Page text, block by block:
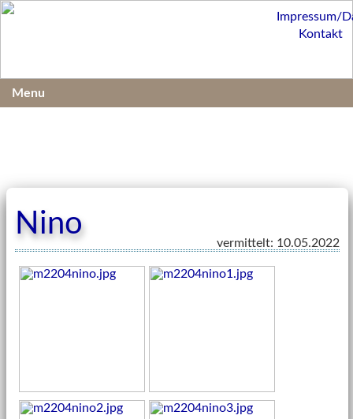
Nino
vermittelt: 10.05.2022
Impressum/
Kontakt
Menu